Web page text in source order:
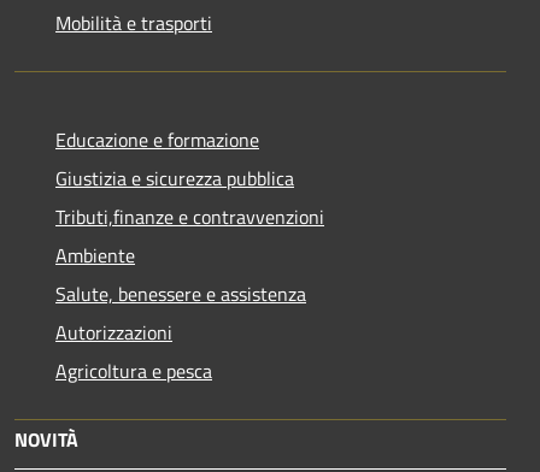
Mobilità e trasporti
Educazione e formazione
Giustizia e sicurezza pubblica
Tributi,finanze e contravvenzioni
Ambiente
Salute, benessere e assistenza
Autorizzazioni
Agricoltura e pesca
NOVITÀ